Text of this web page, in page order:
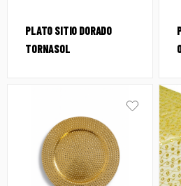
PLATO SITIO DORADO
TORNASOL